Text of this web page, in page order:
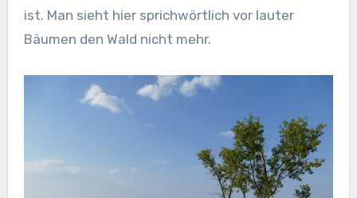
ist. Man sieht hier sprichwörtlich vor lauter
Bäumen den Wald nicht mehr.